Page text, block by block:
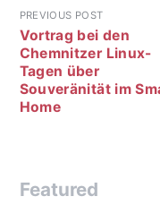
PREVIOUS POST
Vortrag bei den
Chemnitzer Linux-
Tagen über
Souveränität im
Home
Featured